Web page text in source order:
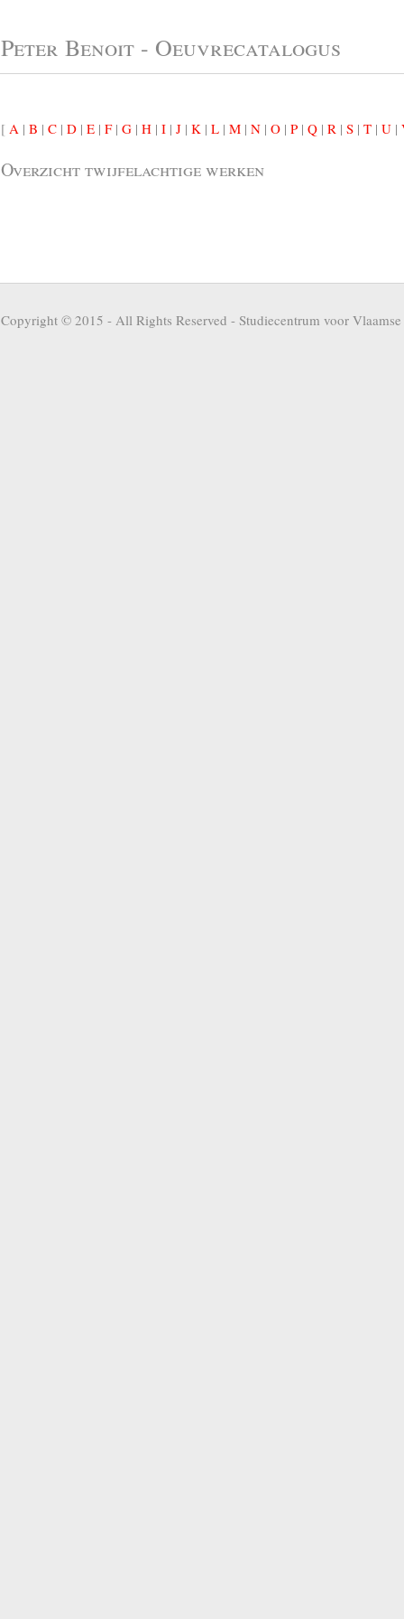
Peter Benoit - Oeuvrecatalogus
[ A | B | C | D | E | F| G | H | I | J | K | L | M | N | O | P | Q | R | S | T | U |
Overzicht twijfelachtige werken
Copyright © 2015 - All Rights Reserved - Studiecentrum voor